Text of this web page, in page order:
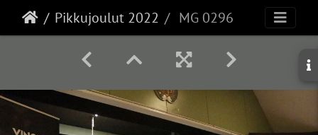
Pikkujoulut 2022 MG 0296